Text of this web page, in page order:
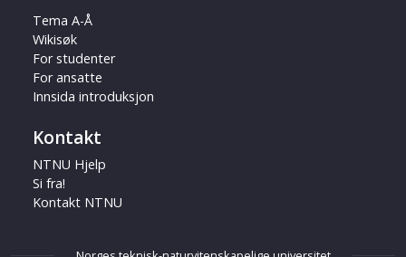
Tema A-Å
Wikisøk
For studenter
For ansatte
Innsida introduksjon
Kontakt
NTNU Hjelp
Si fra!
Kontakt NTNU